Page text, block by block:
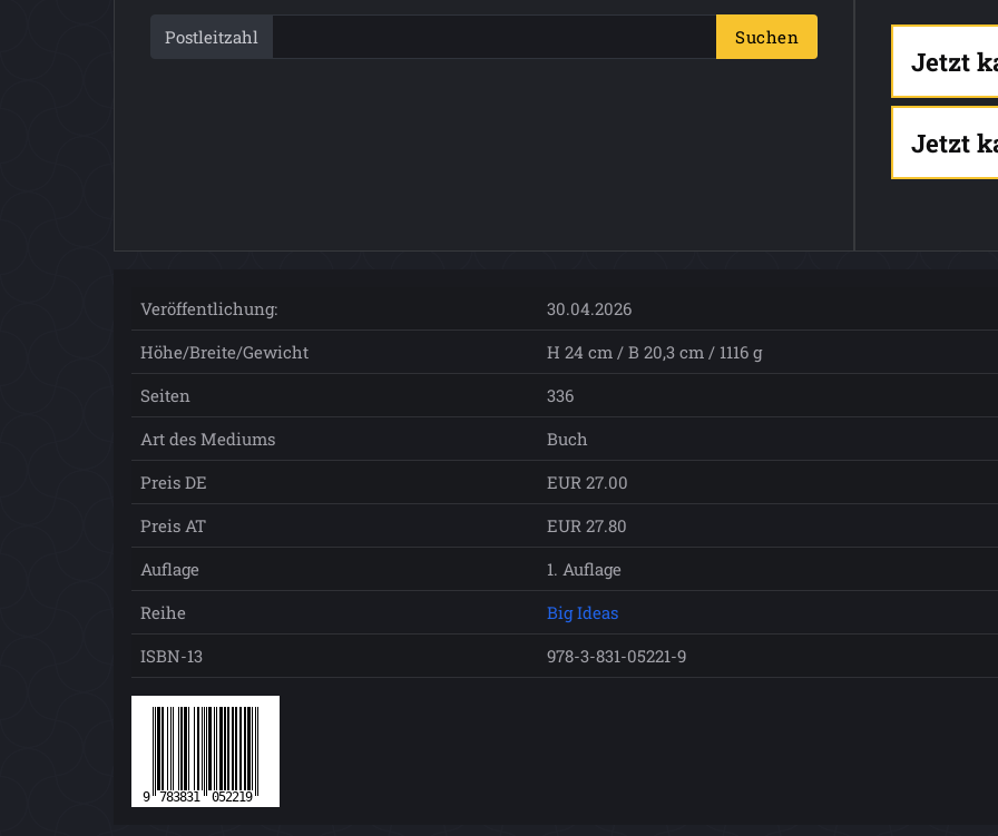
Postleitzahl Suchen
Jetzt
Jetzt
Veröffentlichung:
30.04.2026
Höhe/Breite/Gewicht
H 24 cm / B 20,3 cm / 1116 g
Seiten
336
Art des Mediums
Buch
Preis DE
EUR 27.00
Preis AT
EUR 27.80
Auflage
1. Auflage
Reihe
Big Ideas
ISBN-13
978-3-831-05221-9